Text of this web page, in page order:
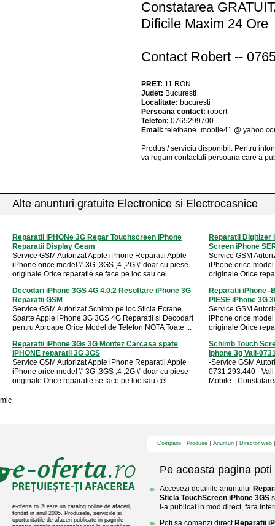
Constatarea
Dificile Maxim 24 Ore
Contact Robert --
PRET: 11 RON
Judet: Bucuresti
Localitate: bucuresti
Persoana contact: robert
Telefon: 0765299700
Email: telefoane_mobile41 @
Produs / serviciu disponibil . Pentru
va rugam contactati persoana care a
Alte anunturi gratuite Electronice si Electrocasnice
Reparatii iPHONe 3G Repar Touchscreen iPhone
Reparatii Display Geam
Service GSM Autorizat Apple iPhone Reparatii Apple
iPhone orice model \" 3G ,3GS ,4 ,2G \" doar cu piese
originale Orice reparatie se face pe loc sau cel ...
Reparatii Digitizer
Screen iPhone
Service GSM
iPhone orice model
originale Orice
Decodari iPhone 3GS 4G 4.0.2 Resoftare iPhone 3G
Reparatii GSM
Service GSM Autorizat Schimb pe loc Sticla Ecrane
Sparte Apple iPhone 3G 3GS 4G Reparatii si Decodari
pentru Aproape Orice Model de Telefon NOTA Toate ...
Reparatii iPhone -
PIESE iPhone 3G
Service GSM
iPhone orice model
originale Orice
Reparatii iPhone 3Gs 3G Montez Carcasa spate
IPHONE reparatii 3G 3GS
Service GSM Autorizat Apple iPhone Reparatii Apple
iPhone orice model \" 3G ,3GS ,4 ,2G \" doar cu piese
originale Orice reparatie se face pe loc sau cel ...
Schimb Touch
Iphone 3g Vali-
-Service GSM
0731.293.440 -
Mobile -
mic
e-oferta.ro ® este un catalog online de afaceri,
fondat in anul 2005. Produsele, serviciile si
oportunitatile de afaceri publicate in paginile
Companii Produse Anunturi Director web
Pe aceasta pagina poti
Accesezi detaliile anuntului
Sticla TouchScreen iPhone 3GS
l-a publicat in mod direct, fara
Poti sa comanzi direct Reparatii